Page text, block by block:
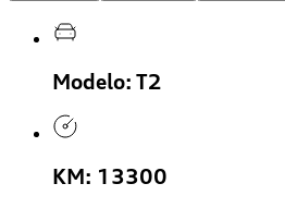
Modelo: T2
KM: 13300